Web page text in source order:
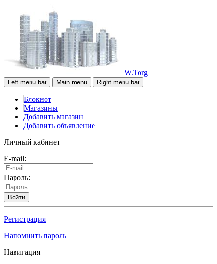
W.Torg
Left menu bar Main menu Right menu bar
Блокнот
Магазины
Добавить магазин
Добавить объявление
Личный кабинет
E-mail:
Пароль:
Войти
Регистрация
Напомнить пароль
Навигация